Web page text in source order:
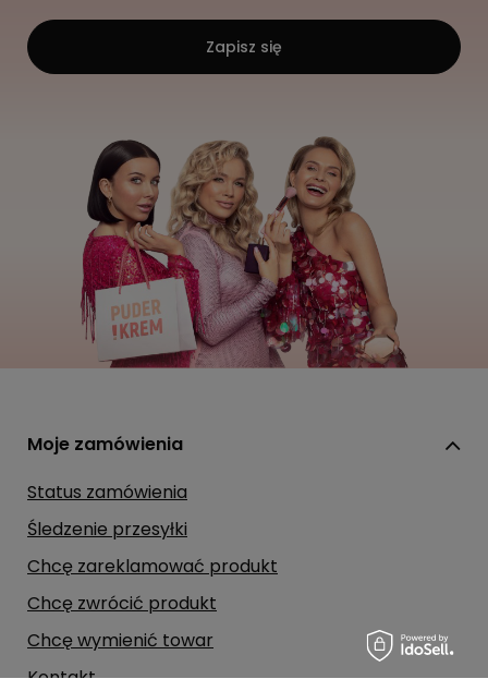
Zapisz się
Moje zamówienia
Status zamówienia
Śledzenie przesyłki
Chcę zareklamować produkt
Chcę zwrócić produkt
Chcę wymienić towar